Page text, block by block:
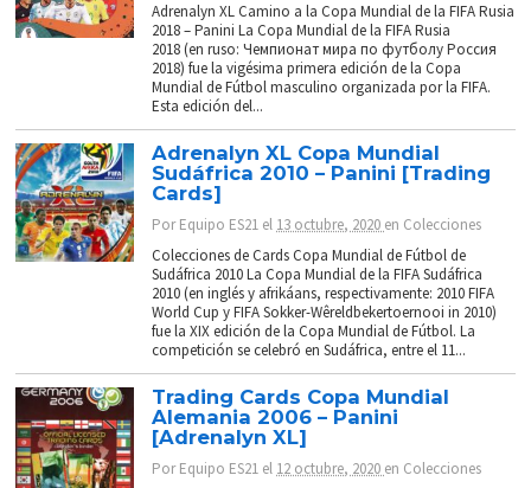
Adrenalyn XL Camino a la Copa Mundial de la FIFA Rusia
2018 – Panini La Copa Mundial de la FIFA Rusia
2018 (en ruso: Чемпионат мира по футболу Россия
2018) fue la vigésima primera edición de la Copa
Mundial de Fútbol masculino organizada por la FIFA.
Esta edición del...
Adrenalyn XL Copa Mundial
Sudáfrica 2010 – Panini [Trading
Cards]
PorEquipo ES21 el 13 octubre, 2020 en Colecciones
Colecciones de Cards Copa Mundial de Fútbol de
Sudáfrica 2010 La Copa Mundial de la FIFA Sudáfrica
2010 (en inglés y afrikáans, respectivamente: 2010 FIFA
World Cup y FIFA Sokker-Wêreldbekertoernooi in 2010)
fue la XIX edición de la Copa Mundial de Fútbol. La
competición se celebró en Sudáfrica, entre el 11...
Trading Cards Copa Mundial
Alemania 2006 – Panini
[Adrenalyn XL]
PorEquipo ES21 el 12 octubre, 2020 en Colecciones